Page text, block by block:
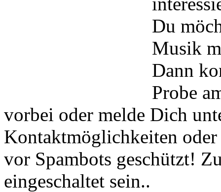
Du
Musik
Dann
Probe
vorbei oder melde Dich
Kontaktmöglichkeiten
vor Spambots geschützt!
eingeschaltet sein..